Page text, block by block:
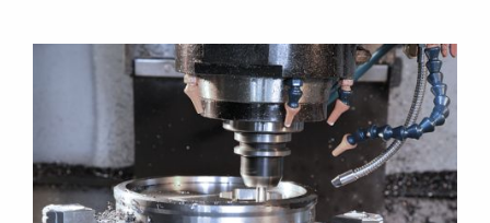
Español
日本語 (Japanese)
中文 (Chinese)
한국어 (Korean)